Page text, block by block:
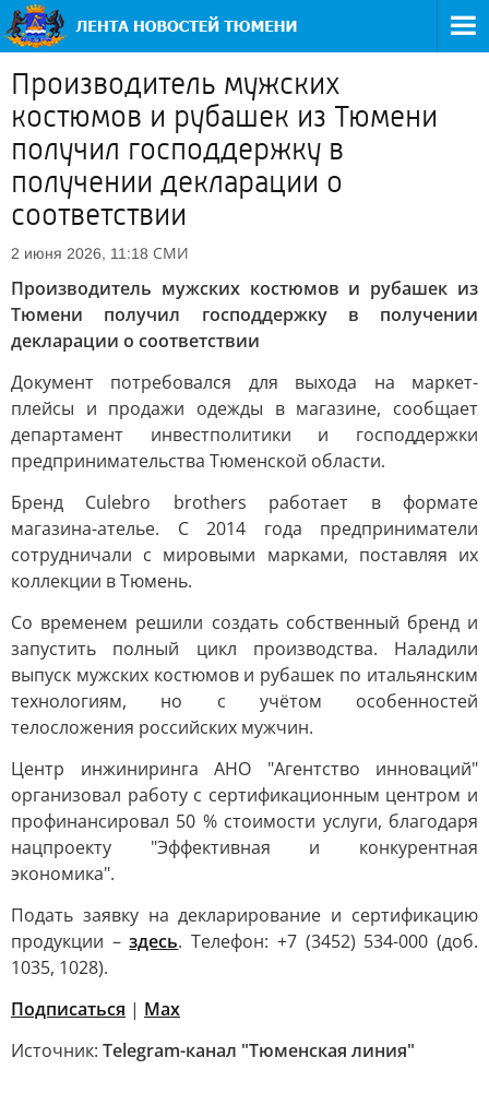
Производитель мужских
костюмов и рубашек из Тюмени
получил господдержку в
получении декларации о
соответствии
2 июня 2026, 11:18 СМИ
Производитель мужских костюмов и рубашек из
Тюмени получил господдержку в получении
декларации о соответствии
Документ потребовался для выхода на маркет-
плейсы и продажи одежды в магазине, сообщает
департамент инвестполитики и господдержки
предпринимательства Тюменской области.
Бренд Culebro brothers работает в формате
магазина-ателье. С 2014 года предприниматели
сотрудничали с мировыми марками, поставляя их
коллекции в Тюмень.
Со временем решили создать собственный бренд и
запустить полный цикл производства. Наладили
выпуск мужских костюмов и рубашек по итальянским
технологиям, но с учётом особенностей
телосложения российских мужчин.
Центр инжиниринга АНО "Агентство инноваций"
организовал работу с сертификационным центром и
профинансировал 50 % стоимости услуги, благодаря
нацпроекту "Эффективная и конкурентная
экономика".
Подать заявку на декларирование и сертификацию
продукции –здесь. Телефон: +7 (3452) 534-000 (доб.
1035, 1028).
Подписаться | Мах
Источник: Telegram-канал "Тюменская линия"